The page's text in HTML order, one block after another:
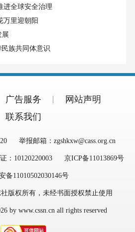
进全球安全治理
万里迎朝阳
展
族共同体意识
广告服务
网站声明
联系我们
举报邮箱：zgshkxw@cass.org.cn
：10120220003 京ICP备11013869号
备11010502030146号
版权所有，未经书面授权禁止使用
by www.cssn.cn all rights reserved